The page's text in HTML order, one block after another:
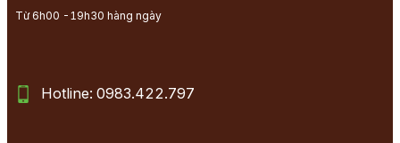
Từ 6h00 -19h30 hàng ngày
Hotline: 0983.422.797